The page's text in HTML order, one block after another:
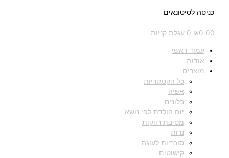
כניסה לסיטונאים
₪0.00
0 עגלת קניות
עמוד ראשי
אודות
מוצרים
כל הקטגוריות
אפיה
בלונים
יום הולדת לפי נושא
מסיבת רווקות
נרות
סוכריות לעוגה
קישוטים